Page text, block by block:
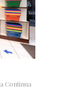
Continua